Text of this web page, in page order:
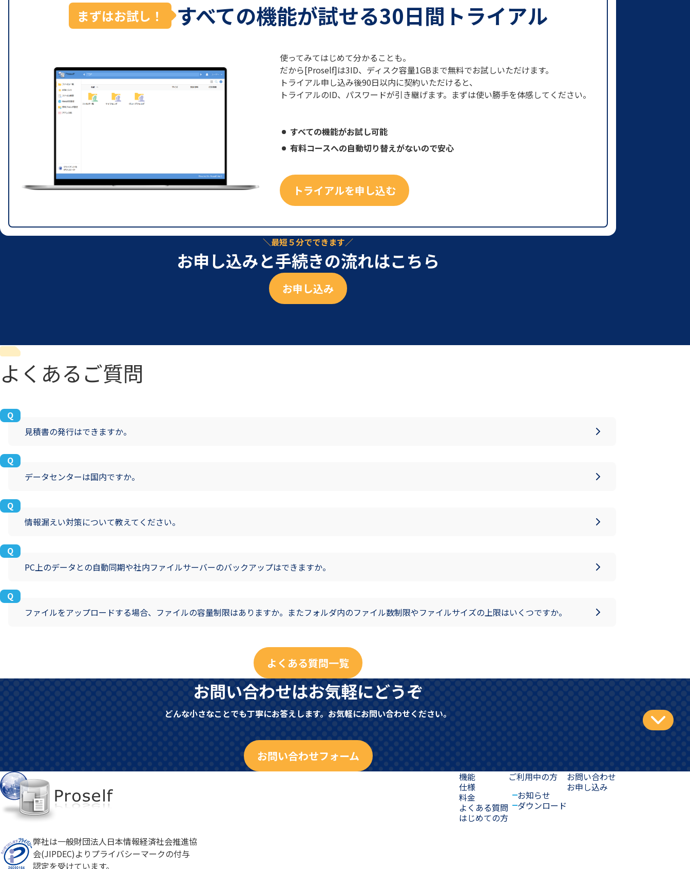
まずはお試し！ すべての機能が試せる30日間トライアル
使ってみてはじめて分かることも。
だから[Proself]は3ID、ディスク容量1GBまで無料でお試しいただけます。
トライアル申し込み後90日以内に契約いただけると、
トライアルのID、パスワードが引き継げます。まずは使い勝手を体感してください。
すべての機能がお試し可能
有料コースへの自動切り替えがないので安心
トライアルを申し込む
最短５分でできます
お申し込みと手続きの流れはこちら
お申し込み
よくあるご質問
見積書の発行はできますか。
データセンターは国内ですか。
情報漏えい対策について教えてください。
PC上のデータとの自動同期や社内ファイルサーバーのバックアップはできますか。
ファイルをアップロードする場合、ファイルの容量制限はありますか。またフォルダ内のファイル数制限やファイルサイズの上限はいくつですか。
よくある質問一覧
お問い合わせはお気軽にどうぞ
どんな小さなことでも丁寧にお答えします。お気軽にお問い合わせください。
お問い合わせフォーム
機能
仕様
料金
よくある質問
はじめての方
ご利用中の方
お知らせ
ダウンロード
お問い合わせ
お申し込み
弊社は一般財団法人日本情報経済社会推進協
会(JIPDEC)よりプライバシーマークの付与
認定を受けています。